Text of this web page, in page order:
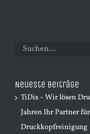
Suche
Neueste Beiträge
TiDis – Wir lösen
Jahren Ihr Partner
Druckkopfreinigung